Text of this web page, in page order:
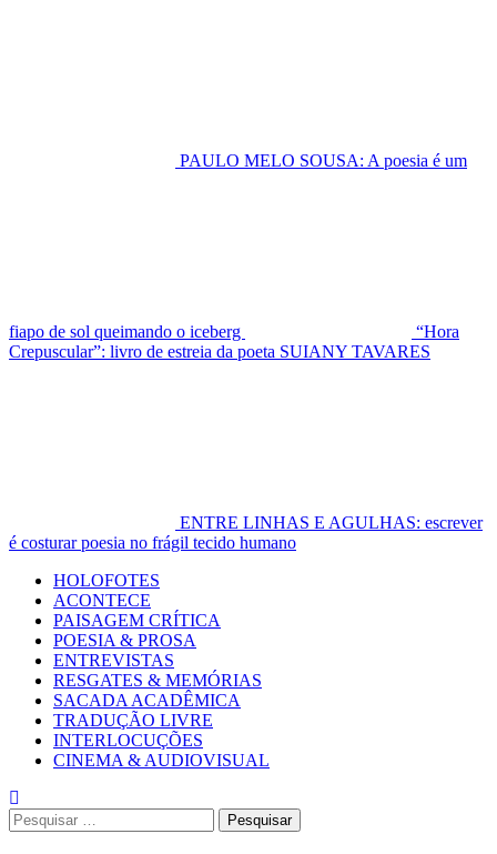
PAULO MELO SOUSA: A poesia é um
fiapo de sol queimando o iceberg
“Hora
Crepuscular”: livro de estreia da poeta SUIANY TAVARES
ENTRE LINHAS E AGULHAS: escrever
é costurar poesia no frágil tecido humano
Primary
Menu
HOLOFOTES
ACONTECE
PAISAGEM CRÍTICA
POESIA & PROSA
ENTREVISTAS
RESGATES & MEMÓRIAS
SACADA ACADÊMICA
TRADUÇÃO LIVRE
INTERLOCUÇÕES
CINEMA & AUDIOVISUAL
Pesquisar
por: